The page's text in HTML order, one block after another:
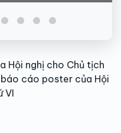
Hội nghị cho Chủ tịch
cáo poster của Hội
VI